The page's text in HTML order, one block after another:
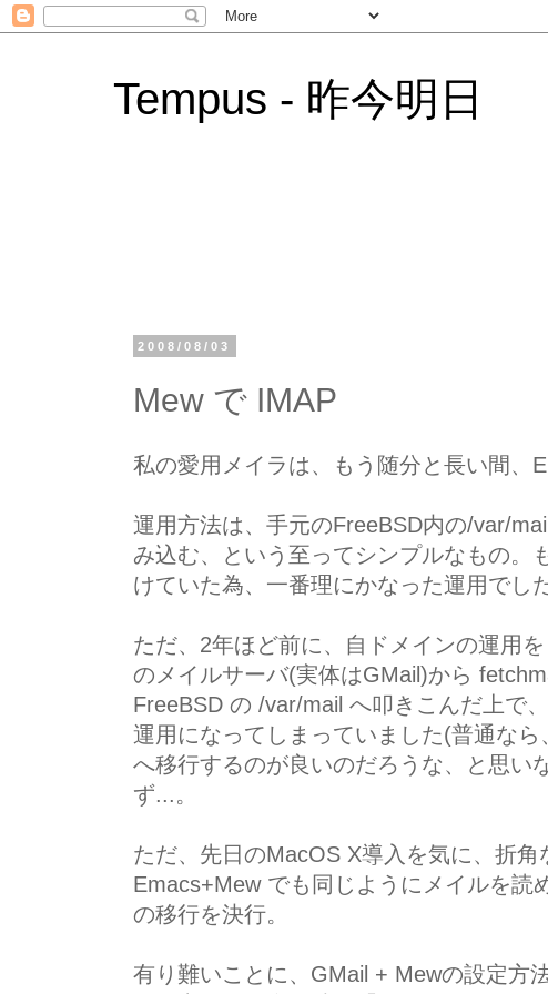
Tempus - 昨今明日
2008/08/03
Mew で IMAP
私の愛用メイラは、もう随分と長い間、
運用方法は、手元のFreeBSD内の/var/
み込む、という至ってシンプルなもの。
けていた為、一番理にかなった運用でした
ただ、2年ほど前に、自ドメインの運用
のメイルサーバ(実体はGMail)から
FreeBSD の /var/mail へ叩きこんだ上で
運用になってしまっていました(普通な
へ移行するのが良いのだろうな、と思い
ず...。
ただ、先日のMacOS X導入を気に、折
Emacs+Mew でも同じようにメイルを読
の移行を決行。
有り難いことに、GMail + Mewの設定方